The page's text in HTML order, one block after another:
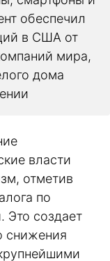
обеспечил
в США от
мира,
дома
власти
отметив
по
Это создает
снижения